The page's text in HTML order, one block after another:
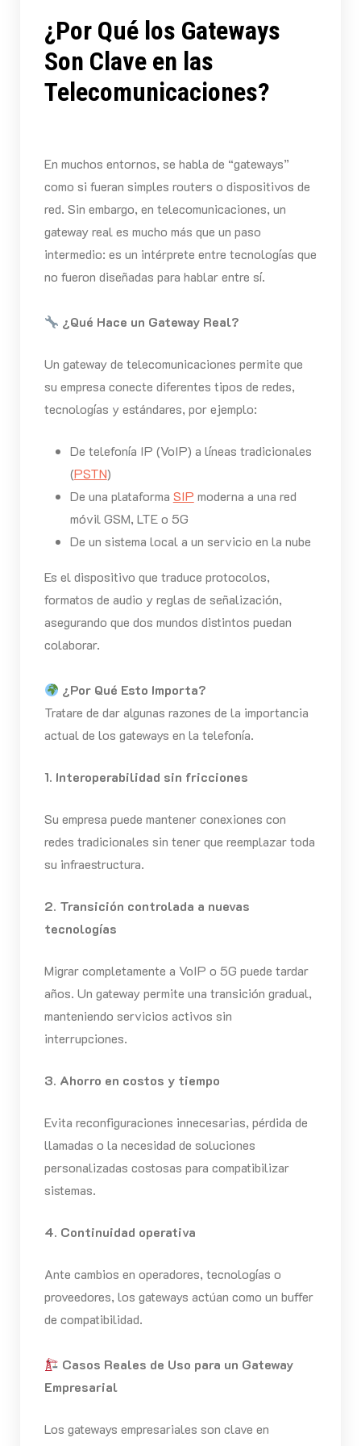
¿Por Qué los Gateways
Son Clave en las
Telecomunicaciones?
En muchos entornos, se habla de “gateways”
como si fueran simples routers o dispositivos de
red. Sin embargo, en telecomunicaciones, un
gateway real es mucho más que un paso
intermedio: es un intérprete entre tecnologías que
no fueron diseñadas para hablar entre sí.
¿Qué Hace un Gateway Real?
Un gateway de telecomunicaciones permite que
su empresa conecte diferentes tipos de redes,
tecnologías y estándares, por ejemplo:
De telefonía IP (VoIP) a líneas tradicionales
(PSTN)
De una plataforma SIP moderna a una red
móvil GSM, LTE o 5G
De un sistema local a un servicio en la nube
Es el dispositivo que traduce protocolos,
formatos de audio y reglas de señalización,
asegurando que dos mundos distintos puedan
colaborar.
¿Por Qué Esto Importa?
Tratare de dar algunas razones de la importancia
actual de los gateways en la telefonía.
1. Interoperabilidad sin fricciones
Su empresa puede mantener conexiones con
redes tradicionales sin tener que reemplazar toda
su infraestructura.
2. Transición controlada a nuevas
tecnologías
Migrar completamente a VoIP o 5G puede tardar
años. Un gateway permite una transición gradual,
manteniendo servicios activos sin
interrupciones.
3. Ahorro en costos y tiempo
Evita reconfiguraciones innecesarias, pérdida de
llamadas o la necesidad de soluciones
personalizadas costosas para compatibilizar
sistemas.
4. Continuidad operativa
Ante cambios en operadores, tecnologías o
proveedores, los gateways actúan como un buffer
de compatibilidad.
Casos Reales de Uso para un Gateway
Empresarial
Los gateways empresariales son clave en